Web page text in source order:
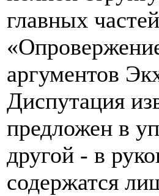
главных
аргументов
Диспутация
предложен в
другой - в
содержатся